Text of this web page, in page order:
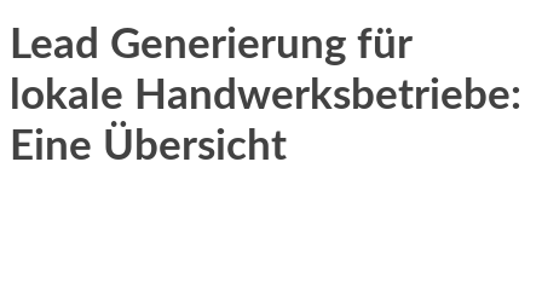
Lead Generierung für
lokale Handwerksbetriebe:
Eine Übersicht